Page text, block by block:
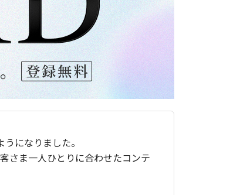
になりました。
さま一人ひとりに合わせたコンテ